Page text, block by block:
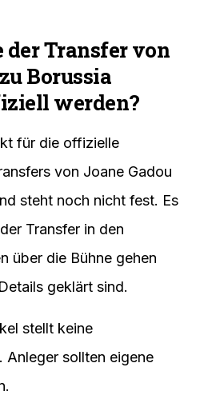
Transfer von
Borussia
werden?
für die offizielle
von Joane Gadou
steht noch nicht fest. Es
Transfer in den
über die Bühne gehen
geklärt sind.
stellt keine
Anleger sollten eigene